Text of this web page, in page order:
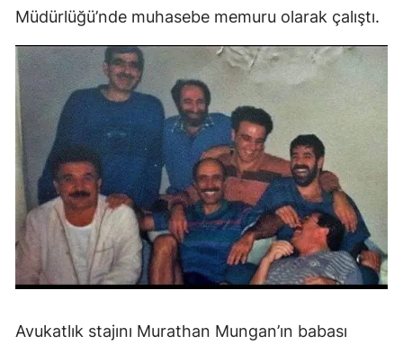
Müdürlüğü’nde muhasebe memuru olarak çalıştı.
Avukatlık stajını Murathan Mungan’ın babası